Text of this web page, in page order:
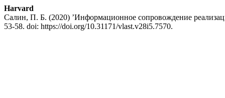
Harvard
Салин, П. Б. (2020) ’Информационное сопровождение
53-58. doi: https://doi.org/10.31171/vlast.v28i5.7570.